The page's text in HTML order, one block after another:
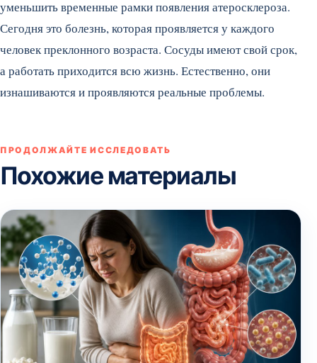
уменьшить временные рамки появления атеросклероза.
Сегодня это болезнь, которая проявляется у каждого
человек преклонного возраста. Сосуды имеют свой срок,
а работать приходится всю жизнь. Естественно, они
изнашиваются и проявляются реальные проблемы.
ПРОДОЛЖАЙТЕ ИССЛЕДОВАТЬ
Похожие материалы